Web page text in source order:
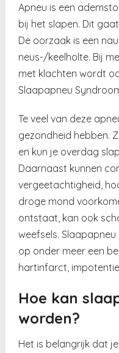
Apneu is een
bij het slapen. Dit
De oorzaak is een
neus-/keelholte. Bij
met klachten wordt
Slaapapneu
Te veel van deze
gezondheid hebben.
en kun je overdag
Daarnaast kunnen
vergeetachtigheid,
droge mond
ontstaat, kan ook
weefsels.
op onder meer een
hartinfarct,
Hoe kan
worden?
Het is belangrijk dat